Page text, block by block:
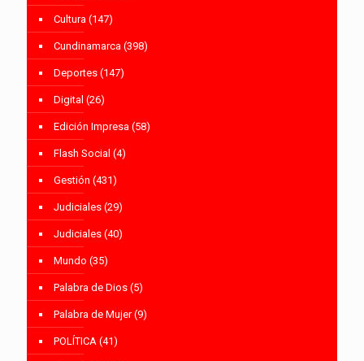
Cultura (147)
Cundinamarca (398)
Deportes (147)
Digital (26)
Edición Impresa (58)
Flash Social (4)
Gestión (431)
Judiciales (29)
Judiciales (40)
Mundo (35)
Palabra de Dios (5)
Palabra de Mujer(9)
POLÍTICA (41)